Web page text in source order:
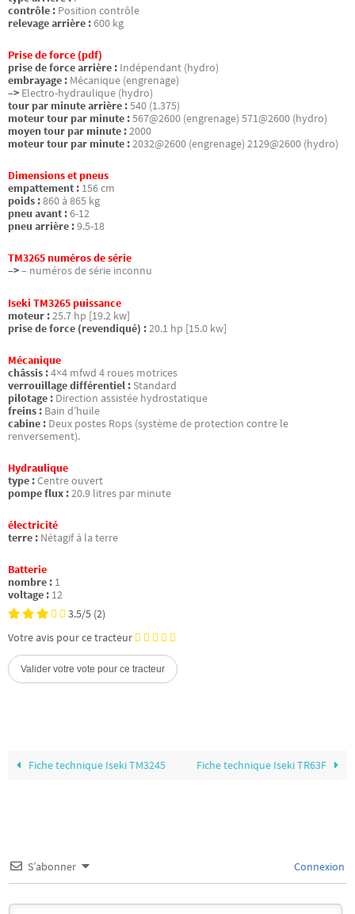
contrôle : Position contrôle
relevage arrière :600 kg
Prise de force (pdf)
prise de force arrière : Indépendant (hydro)
embrayage : Mécanique (engrenage)
–> Electro-hydraulique (hydro)
tour par minute arrière :540 (1.375)
moteur tour par minute :567@2600 (engrenage) 571@2600 (hydro)
moyen tour par minute :2000
moteur tour par minute :2032@2600 (engrenage) 2129@2600 (hydro)
Dimensions et pneus
empattement : 156 cm
poids :860 à 865 kg
pneu avant :6-12
pneu arrière :9.5-18
TM3265 numéros de série
–>– numéros de série inconnu
Iseki TM3265 puissance
moteur :25.7 hp [19.2 kw]
prise de force (revendiqué) :20.1 hp [15.0 kw]
Mécanique
châssis :4×4 mfwd 4 roues motrices
verrouillage différentiel : Standard
pilotage : Direction assistée hydrostatique
freins : Bain d’huile
cabine : Deux postes Rops (système de protection contre le
renversement).
Hydraulique
type :Centre ouvert
pompe flux :20.9 litres par minute
électricité
terre : Nétagif à la terre
Batterie
nombre : 1
voltage : 12
3.5/5 (2)
Votre avis pour ce tracteur
Fiche technique Iseki TM3245 Fiche technique Iseki TR63F
S’abonner Connexion